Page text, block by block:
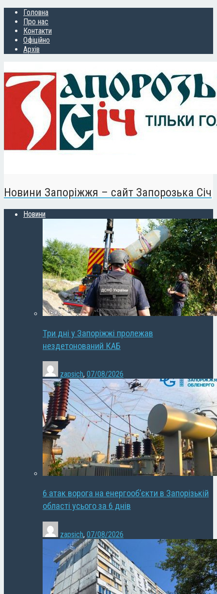
Головна
Про нас
Контакти
Офіційно
Архів
Новини Запоріжжя – сайт Запорозька Січ
Новини
Три дні у Запоріжжі пролежав
нездетонований КАБ
zapsich, 07/08/2026
6 атак ворога на енергооб’єкти в Запорізькій
області усього за 6 днів
zapsich, 07/08/2026